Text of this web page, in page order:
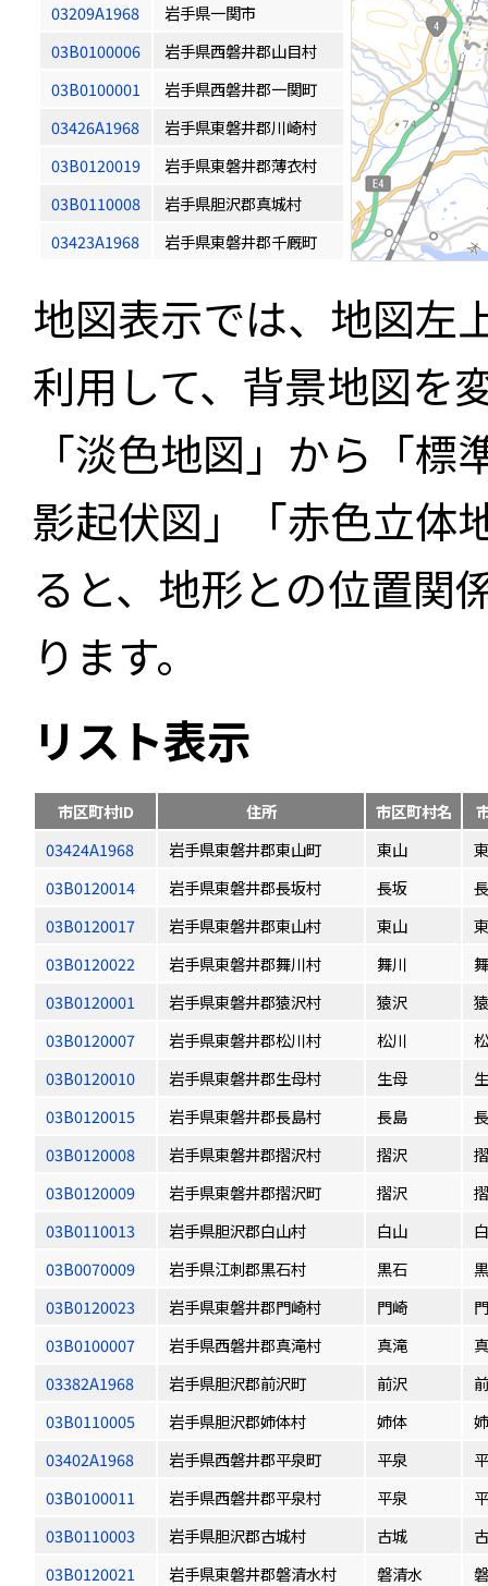
03209A1968
岩手県一関市
03B0100006
岩手県西磐井郡山目村
03B0100001
岩手県西磐井郡一関町
03426A1968
岩手県東磐井郡川崎村
03B0120019
岩手県東磐井郡薄衣村
03B0110008
岩手県胆沢郡真城村
03423A1968
岩手県東磐井郡千厩町
地図表示では、地図左
利用して、背景地図を
「淡色地図」から「
影起伏図」「赤色立体
ると、地形との位置関
ります。
リスト表示
市区町村ID 住所 市区町村名
03424A1968
岩手県東磐井郡東山町 東山
03B0120014
岩手県東磐井郡長坂村 長坂
03B0120017
岩手県東磐井郡東山村 東山
03B0120022
岩手県東磐井郡舞川村 舞川
03B0120001
岩手県東磐井郡猿沢村 猿沢
03B0120007
岩手県東磐井郡松川村 松川
03B0120010
岩手県東磐井郡生母村 生母
03B0120015
岩手県東磐井郡長島村 長島
03B0120008
岩手県東磐井郡摺沢村 摺沢
03B0120009
岩手県東磐井郡摺沢町 摺沢
03B0110013
岩手県胆沢郡白山村 白山
03B0070009
岩手県江刺郡黒石村 黒石
03B0120023
岩手県東磐井郡門崎村 門崎
03B0100007
岩手県西磐井郡真滝村 真滝
03382A1968
岩手県胆沢郡前沢町 前沢
03B0110005
岩手県胆沢郡姉体村 姉体
03402A1968
岩手県西磐井郡平泉町 平泉
03B0100011
岩手県西磐井郡平泉村 平泉
03B0110003
岩手県胆沢郡古城村 古城
03B0120021
岩手県東磐井郡磐清水村 磐清水